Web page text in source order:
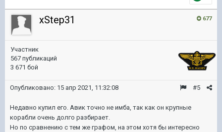
677
xStep31
Участник
567 публикаций
3 671 бой
#5
Опубликовано: 15 апр 2021, 11:32:08
Недавно купил его. Авик точно не имба, так как он крупные
корабли очень долго разбирает.
Но по сравнению с тем же графом, на этом хотя бы интересно